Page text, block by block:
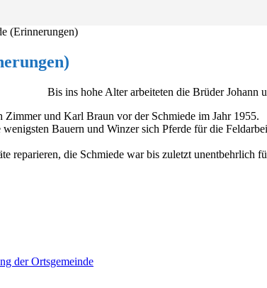
(Erinnerungen)
Bis ins hohe Alter arbeiteten die Brüder Johann
Zimmer und Karl Braun vor der Schmiede im Jahr 1955.
Bauern und Winzer sich Pferde für die
reparieren, die Schmiede war bis zuletzt
der Ortsgemeinde